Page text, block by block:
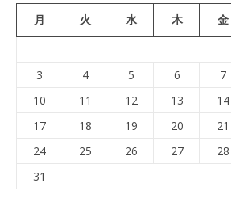
月 火 水 木 金
3
4 5 6 7
10
11 12 13 14
17
18 19 20 21
24
25 26 27 28
31